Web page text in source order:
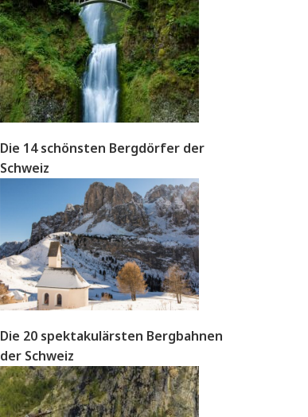
Die 14 schönsten Bergdörfer der
Schweiz
Die 20 spektakulärsten Bergbahnen
der Schweiz